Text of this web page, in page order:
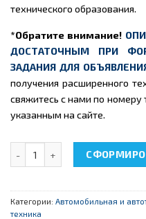
технического образования.
*Обратите внимание!
ДОСТАТОЧНЫМ ПРИ
ЗАДАНИЯ ДЛЯ
получения расширенного
свяжитесь с нами по номеру
указанным на сайте.
Количество товара НТЦ-
Категории: Автомобильная и
техника